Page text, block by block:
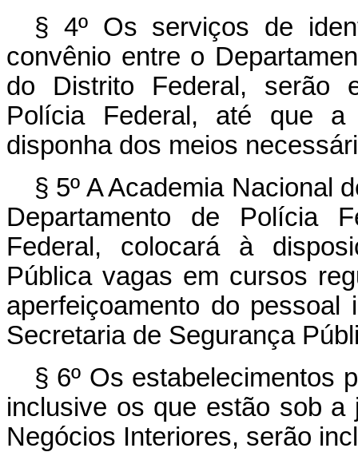
§ 4º Os serviços de
convênio entre o
do Distrito Federal, serão
Polícia Federal, até que a
disponha dos meios
§ 5º A Academia Nacional
Departamento de Polícia
Federal, colocará à
Pública vagas em cursos
aperfeiçoamento do
Secretaria de Segurança
§ 6º Os estabelecimentos
inclusive os que estão sob
Negócios Interiores, serão